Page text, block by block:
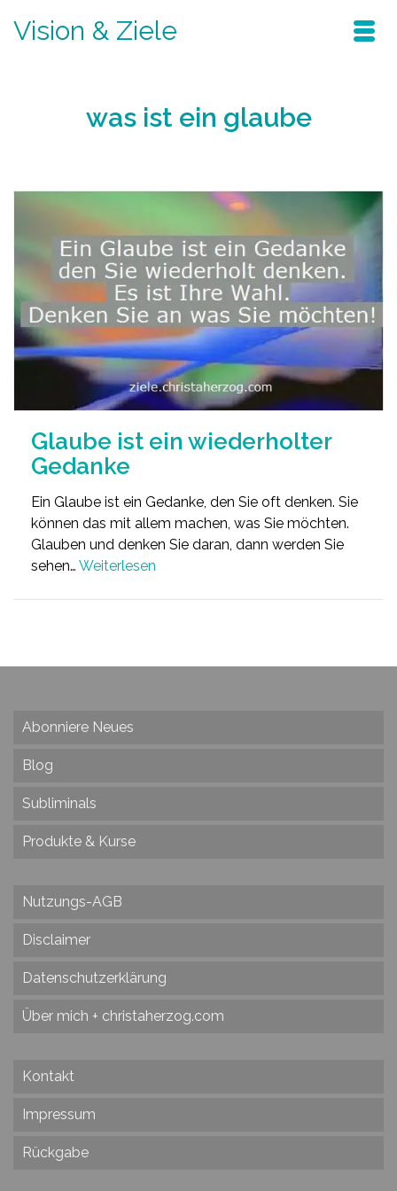
Vision & Ziele
was ist ein glaube
Glaube ist ein wiederholter
Gedanke
Ein Glaube ist ein Gedanke, den Sie oft denken. Sie
können das mit allem machen, was Sie möchten.
Glauben und denken Sie daran, dann werden Sie
sehen… Weiterlesen
Abonniere Neues
Blog
Subliminals
Produkte & Kurse
Nutzungs-AGB
Disclaimer
Datenschutzerklärung
Über mich + christaherzog.com
Kontakt
Impressum
Rückgabe